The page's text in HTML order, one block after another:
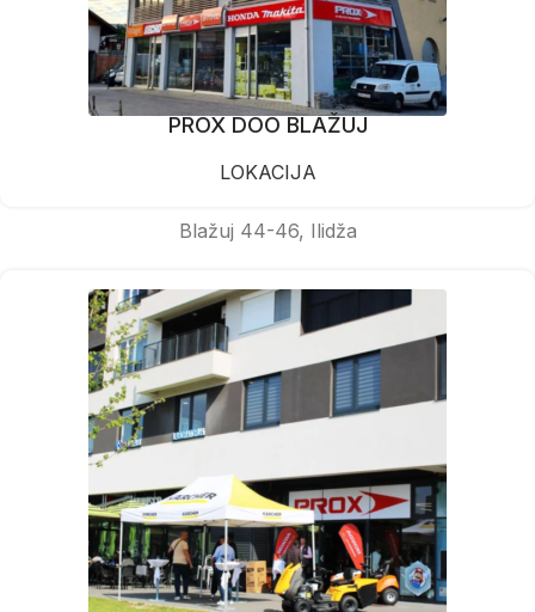
PROX DOO BLAŽUJ
LOKACIJA
Blažuj 44-46, Ilidža